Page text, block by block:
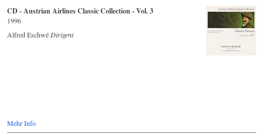
CD - Austrian Airlines Classic Collection - Vol. 3
1996
Alfred Eschwé Dirigent
Mehr Info